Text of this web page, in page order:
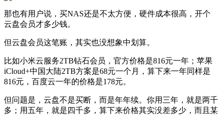
那也有用户说，买NAS还是不太方便，硬件成本很高，开个
云盘会员才多少钱。
但云盘会员这笔账，其实也没想象中划算。
比如小米云服务2TB钻石会员，官方价格是816元一年；苹果
iCloud+中国大陆2TB方案是68元一个月，算下来一年同样是
816元，百度云一年的价格是178元。
但问题是，云盘不是买断，而是年年续。你用三年，就是两千
多；用五年，就是四千多，算下来价格其实没差多少，而且某